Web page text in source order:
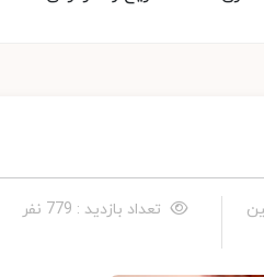
تعداد بازدید : 779 نفر